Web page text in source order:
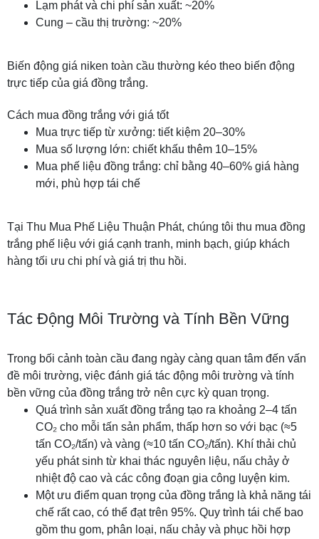
Lạm phát và chi phí sản xuất: ~20%
Cung – cầu thị trường: ~20%
Biến động giá niken toàn cầu thường kéo theo biến động
trực tiếp của giá đồng trắng.
Cách mua đồng trắng với giá tốt
Mua trực tiếp từ xưởng: tiết kiệm 20–30%
Mua số lượng lớn: chiết khấu thêm 10–15%
Mua phế liệu đồng trắng: chỉ bằng 40–60% giá hàng
mới, phù hợp tái chế
Tại Thu Mua Phế Liệu Thuận Phát, chúng tôi thu mua đồng
trắng phế liệu với giá cạnh tranh, minh bạch, giúp khách
hàng tối ưu chi phí và giá trị thu hồi.
Tác Động Môi Trường và Tính Bền Vững
Trong bối cảnh toàn cầu đang ngày càng quan tâm đến vấn
đề môi trường, việc đánh giá tác động môi trường và tính
bền vững của đồng trắng trở nên cực kỳ quan trọng.
Quá trình sản xuất đồng trắng tạo ra khoảng 2–4 tấn
CO₂ cho mỗi tấn sản phẩm, thấp hơn so với bạc (≈5
tấn CO₂/tấn) và vàng (≈10 tấn CO₂/tấn). Khí thải chủ
yếu phát sinh từ khai thác nguyên liệu, nấu chảy ở
nhiệt độ cao và các công đoạn gia công luyện kim.
Một ưu điểm quan trọng của đồng trắng là khả năng tái
chế rất cao, có thể đạt trên 95%. Quy trình tái chế bao
gồm thu gom, phân loại, nấu chảy và phục hồi hợp